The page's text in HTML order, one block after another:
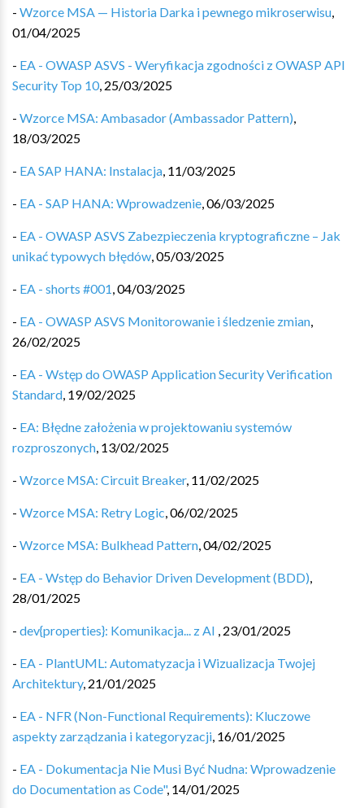
- Wzorce MSA — Historia Darka i pewnego mikroserwisu,
01/04/2025
- EA - OWASP ASVS - Weryfikacja zgodności z OWASP API
Security Top 10, 25/03/2025
- Wzorce MSA: Ambasador (Ambassador Pattern),
18/03/2025
- EA SAP HANA: Instalacja, 11/03/2025
- EA - SAP HANA: Wprowadzenie,06/03/2025
- EA - OWASP ASVS Zabezpieczenia kryptograficzne – Jak
unikać typowych błędów,05/03/2025
- EA - shorts #001,04/03/2025
- EA - OWASP ASVS Monitorowanie i śledzenie zmian,
26/02/2025
- EA - Wstęp do OWASP Application Security Verification
Standard, 19/02/2025
- EA: Błędne założenia w projektowaniu systemów
rozproszonych, 13/02/2025
- Wzorce MSA: Circuit Breaker, 11/02/2025
- Wzorce MSA: Retry Logic,06/02/2025
- Wzorce MSA: Bulkhead Pattern,04/02/2025
- EA - Wstęp do Behavior Driven Development (BDD),
28/01/2025
- dev{properties}: Komunikacja... z AI , 23/01/2025
- EA - PlantUML: Automatyzacja i Wizualizacja Twojej
Architektury, 21/01/2025
- EA - NFR (Non-Functional Requirements): Kluczowe
aspekty zarządzania i kategoryzacji, 16/01/2025
- EA - Dokumentacja Nie Musi Być Nudna: Wprowadzenie
do Documentation as Code", 14/01/2025